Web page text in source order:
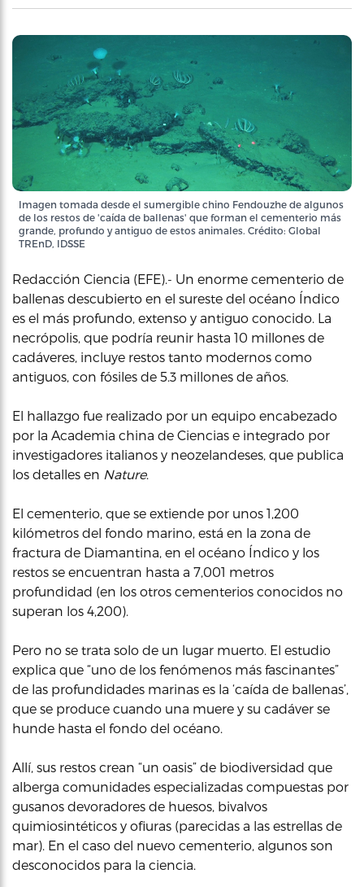
Imagen tomada desde el sumergible chino Fendouzhe de algunos
de los restos de 'caída de ballenas' que forman el cementerio más
grande, profundo y antiguo de estos animales. Crédito: Global
TREnD, IDSSE
Redacción Ciencia (EFE).- Un enorme cementerio de
ballenas descubierto en el sureste del océano Índico
es el más profundo, extenso y antiguo conocido. La
necrópolis, que podría reunir hasta 10 millones de
cadáveres, incluye restos tanto modernos como
antiguos, con fósiles de 5.3 millones de años.
El hallazgo fue realizado por un equipo encabezado
por la Academia china de Ciencias e integrado por
investigadores italianos y neozelandeses, que publica
los detalles en Nature.
El cementerio, que se extiende por unos 1,200
kilómetros del fondo marino, está en la zona de
fractura de Diamantina, en el océano Índico y los
restos se encuentran hasta a 7,001 metros
profundidad (en los otros cementerios conocidos no
superan los 4,200).
Pero no se trata solo de un lugar muerto. El estudio
explica que “uno de los fenómenos más fascinantes”
de las profundidades marinas es la ‘caída de ballenas’,
que se produce cuando una muere y su cadáver se
hunde hasta el fondo del océano.
Allí, sus restos crean “un oasis” de biodiversidad que
alberga comunidades especializadas compuestas por
gusanos devoradores de huesos, bivalvos
quimiosintéticos y ofiuras (parecidas a las estrellas de
mar). En el caso del nuevo cementerio, algunos son
desconocidos para la ciencia.